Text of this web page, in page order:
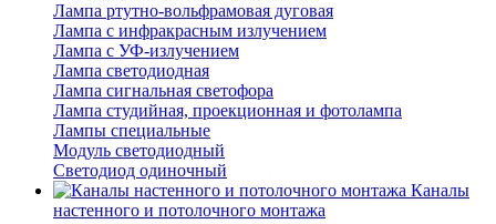
Лампа ртутно-вольфрамовая дуговая
Лампа с инфракрасным излучением
Лампа с УФ-излучением
Лампа светодиодная
Лампа сигнальная светофора
Лампа студийная, проекционная и фотолампа
Лампы специальные
Модуль светодиодный
Светодиод одиночный
Каналы
настенного и потолочного монтажа